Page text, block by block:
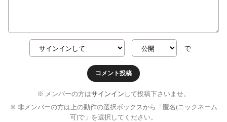
で
コメント投稿
※ メンバーの方はサインイン して投稿下さいませ。
※ 非メンバーの方は上の動作の選択ボックスから「匿名(ニックネーム
可)で」を選択してください。